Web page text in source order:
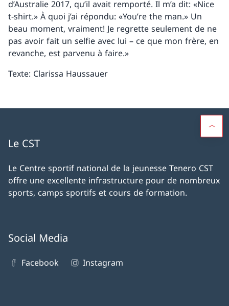
d’Australie 2017, qu’il avait remporté. Il m’a dit: «Nice
t-shirt.» À quoi j’ai répondu: «You’re the man.» Un
beau moment, vraiment! Je regrette seulement de ne
pas avoir fait un selfie avec lui – ce que mon frère, en
revanche, est parvenu à faire.»
Texte: Clarissa Haussauer
Le CST
Le Centre sportif national de la jeunesse Tenero CST
offre une excellente infrastructure pour de nombreux
sports, camps sportifs et cours de formation.
Social Media
Facebook Instagram